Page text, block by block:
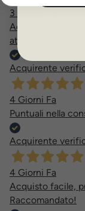
3 Giorni Fa
Acquisto ormai
attento nella
Acquirente
4 Giorni Fa
Puntuali nella
Acquirente
4 Giorni Fa
Acquisto facile,
Raccomandato!